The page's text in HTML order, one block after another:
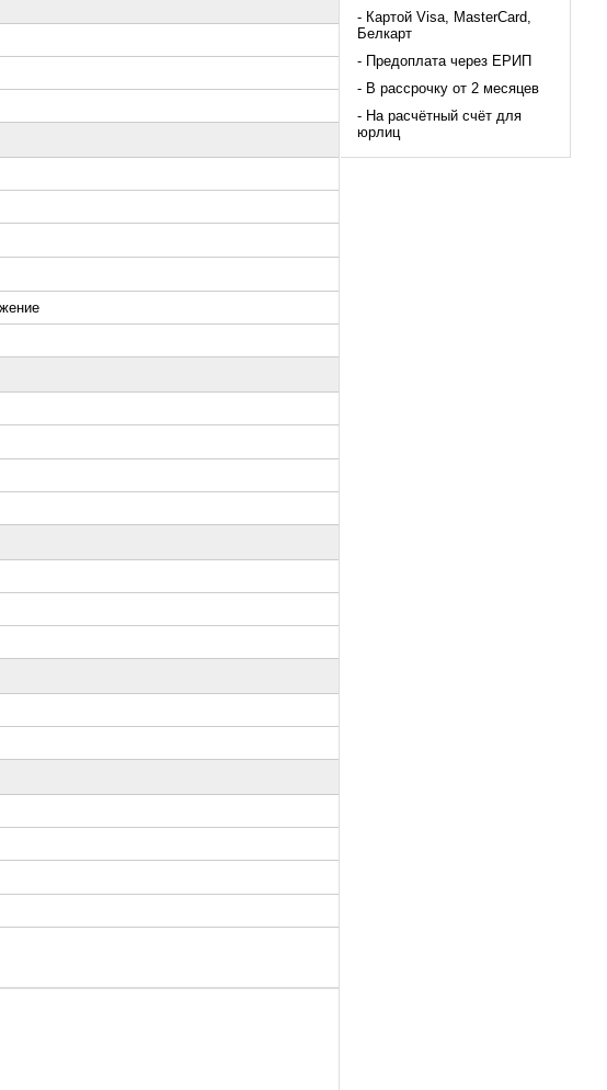
- Картой Visa, MasterCard,
Белкарт
- Предоплата через ЕРИП
- В рассрочку от 2 месяцев
- На расчётный счёт для
юрлиц